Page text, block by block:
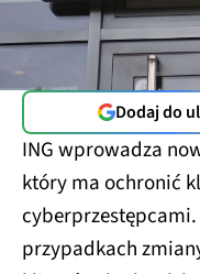
Dodaj do
ING wprowadza
który ma ochronić
przypadkach